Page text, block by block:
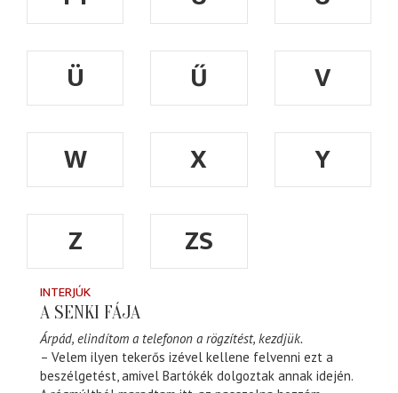
Ü
Ű
V
W
X
Y
Z
ZS
INTERJÚK
A SENKI FÁJA
Árpád, elindítom a telefonon a rögzítést, kezdjük.
– Velem ilyen tekerős izével kellene felvenni ezt a
beszélgetést, amivel Bartókék dolgoztak annak idején.